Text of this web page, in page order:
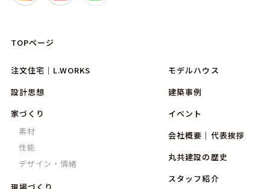
TOPページ
注文住宅｜L.WORKS
設計思想
家づくり
素材
性能
デザイン・情緒
モデルハウス
建築事例
イベント
会社概要｜代表挨拶
丸共建設の歴史
スタッフ紹介